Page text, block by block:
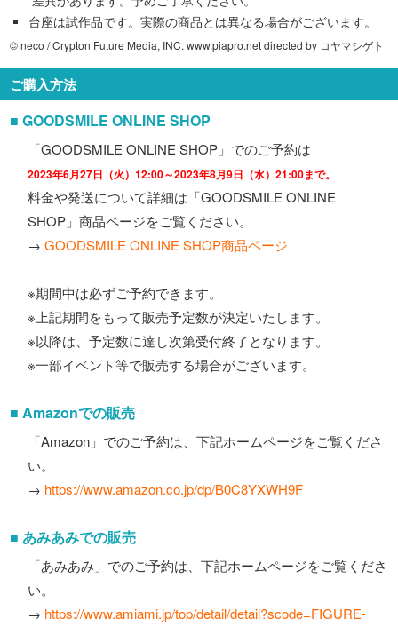
台座は試作品です。実際の商品とは異なる場合がございます。
© neco / Crypton Future Media, INC. www.piapro.net directed by コヤマシゲト
ご購入方法
■ GOODSMILE ONLINE SHOP
「GOODSMILE ONLINE SHOP」でのご予約は
2023年6月27日（火）12:00～2023年8月9日（水）21:00まで。
料金や発送について詳細は「GOODSMILE ONLINE
SHOP」商品ページをご覧ください。
→GOODSMILE ONLINE SHOP商品ページ
※期間中は必ずご予約できます。
※上記期間をもって販売予定数が決定いたします。
※以降は、予定数に達し次第受付終了となります。
※一部イベント等で販売する場合がございます。
■ Amazonでの販売
「Amazon」でのご予約は、下記ホームページをご覧くださ
い。
→ https://www.amazon.co.jp/dp/B0C8YXWH9F
■ あみあみでの販売
「あみあみ」でのご予約は、下記ホームページをご覧くださ
い。
→ https://www.amiami.jp/top/detail/detail?scode=FIGURE-